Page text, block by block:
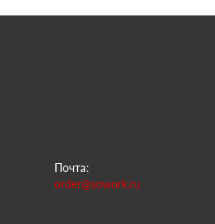
Почта:
order@sowork.ru